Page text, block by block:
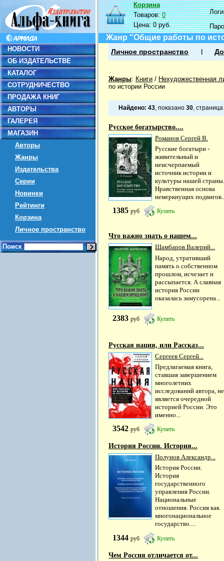
НОВОСТИ
ОБ ИЗДАТЕЛЬСТВЕ
КАТАЛОГ
СОТРУДНИЧЕСТВО
ПРОДАЖА КНИГ
АВТОРЫ
ГАЛЕРЕЯ
МАГАЗИН
Авторы
Жанры
Издательства
Серии
Новинки
Рейтинги
Корзина
Личное пространство
Поиск
Корзина
Товаров:0
Цена:0 руб.
Жанр "Общие работы по
Личное пространство
Жанры: Книги / Нехудожественная
по истории России
Найдено: 43, показано 30, страница
Русское богатырство....
Романов Сергей В.
Русские богатыри -
живительный и
неисчерпаемый
источник истории и
культуры нашей страны.
Нравственная основа
немеркнущих
1385 руб Купить
Что важно знать о нашем...
Шамбаров Валерий...
Народ, утративший
память о собственном
прошлом, исчезает и
рассыпается. А славная
история России
оказалась замусорена...
2383 руб Купить
Русская нация, или Рассказ...
Сергеев Сергей...
Предлагаемая книга,
ставшая завершением
многолетних
исследований автора, не
является очередной
историей России. Это
именно...
3542 руб Купить
История России. История...
Полунов Александр...
История России.
История
государственного
управления России.
Национальные
отношения. Россия как
многонациональное
государство....
1344 руб Купить
Чем Россия отличается от...